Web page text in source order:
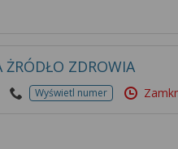
ŻRÓDŁO ZDROWIA
Wyświetl numer